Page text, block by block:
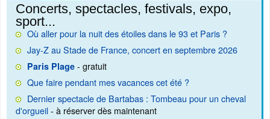
Concerts, spectacles, festivals, expo,
sport...
Où aller pour la nuit des étoiles dans le 93 et Paris ?
Jay-Z au Stade de France, concert en septembre 2026
Paris Plage - gratuit
Que faire pendant mes vacances cet été ?
Dernier spectacle de Bartabas : Tombeau pour un cheval
d'orgueil- à réserver dès maintenant